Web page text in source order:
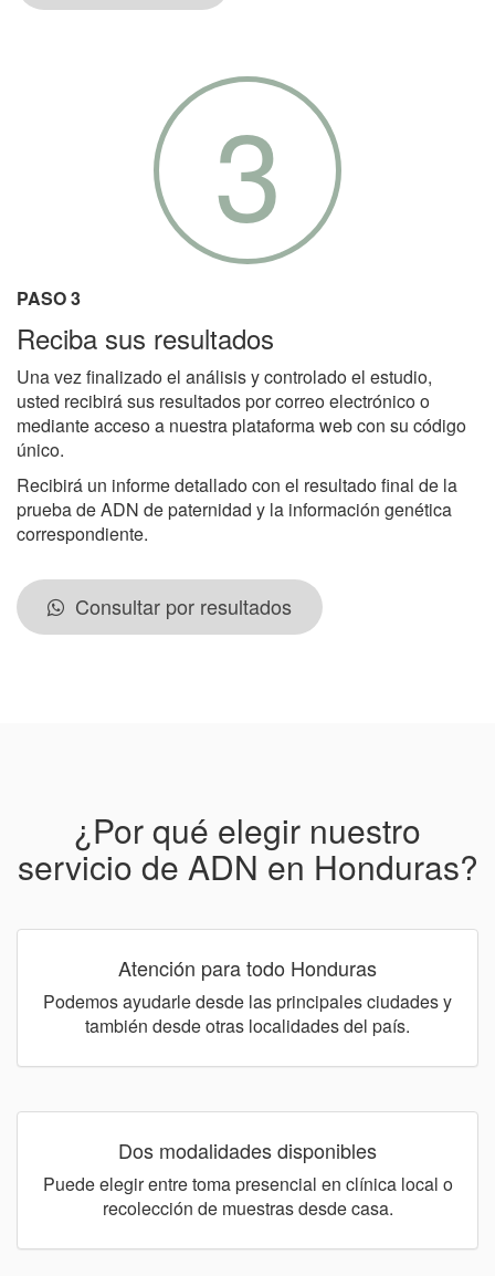
3
PASO 3
Reciba sus resultados
Una vez finalizado el análisis y controlado el estudio,
usted recibirá sus resultados por correo electrónico o
mediante acceso a nuestra plataforma web con su código
único.
Recibirá un informe detallado con el resultado final de la
prueba de ADN de paternidad y la información genética
correspondiente.
Consultar por resultados
¿Por qué elegir nuestro
servicio de ADN en Honduras?
Atención para todo Honduras
Podemos ayudarle desde las principales ciudades y
también desde otras localidades del país.
Dos modalidades disponibles
Puede elegir entre toma presencial en clínica local o
recolección de muestras desde casa.